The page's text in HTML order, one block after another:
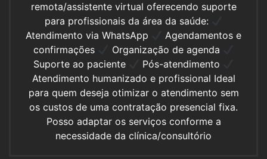
remota/assistente virtual oferecendo suporte
para profissionais da área da saúde:
Atendimento via WhatsApp
Agendamentos e
confirmações
Organização de agenda
Suporte ao paciente
Pós-atendimento
Atendimento humanizado e profissional Ideal
para quem deseja otimizar o atendimento sem
os custos de uma contratação presencial fixa.
Posso adaptar os serviços conforme a
necessidade da clínica/consultório